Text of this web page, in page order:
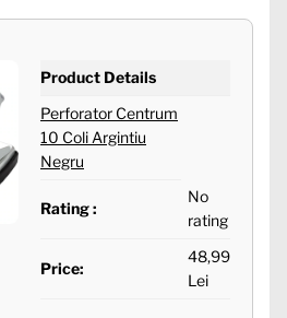
Product Details
Perforator Centrum
10 Coli Argintiu
Negru
Rating :
No
rating
Price:
48,99
Lei